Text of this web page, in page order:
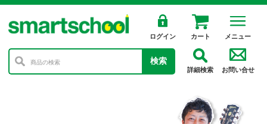
ログイン カート メニュー
検索
詳細検索 お問い合せ